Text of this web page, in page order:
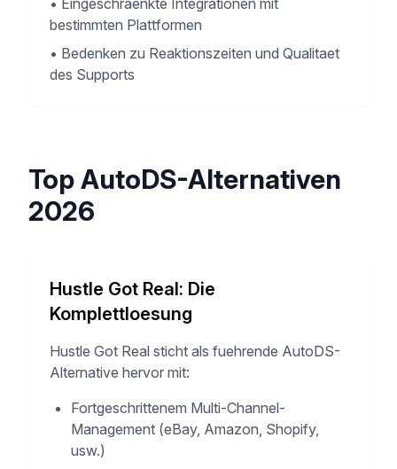
• Eingeschraenkte Integrationen mit
bestimmten Plattformen
• Bedenken zu Reaktionszeiten und Qualitaet
des Supports
Top AutoDS-Alternativen
2026
Hustle Got Real: Die
Komplettloesung
Hustle Got Real sticht als fuehrende AutoDS-
Alternative hervor mit:
Fortgeschrittenem Multi-Channel-
Management (eBay, Amazon, Shopify,
usw.)